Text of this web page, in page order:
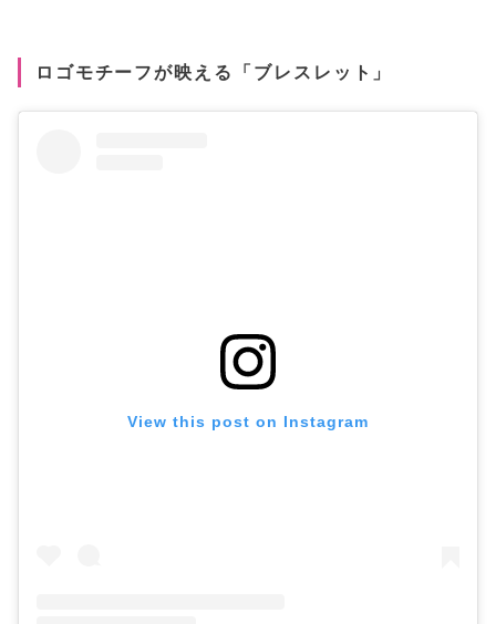
ロゴモチーフが映える「ブレスレット」
View this post on Instagram